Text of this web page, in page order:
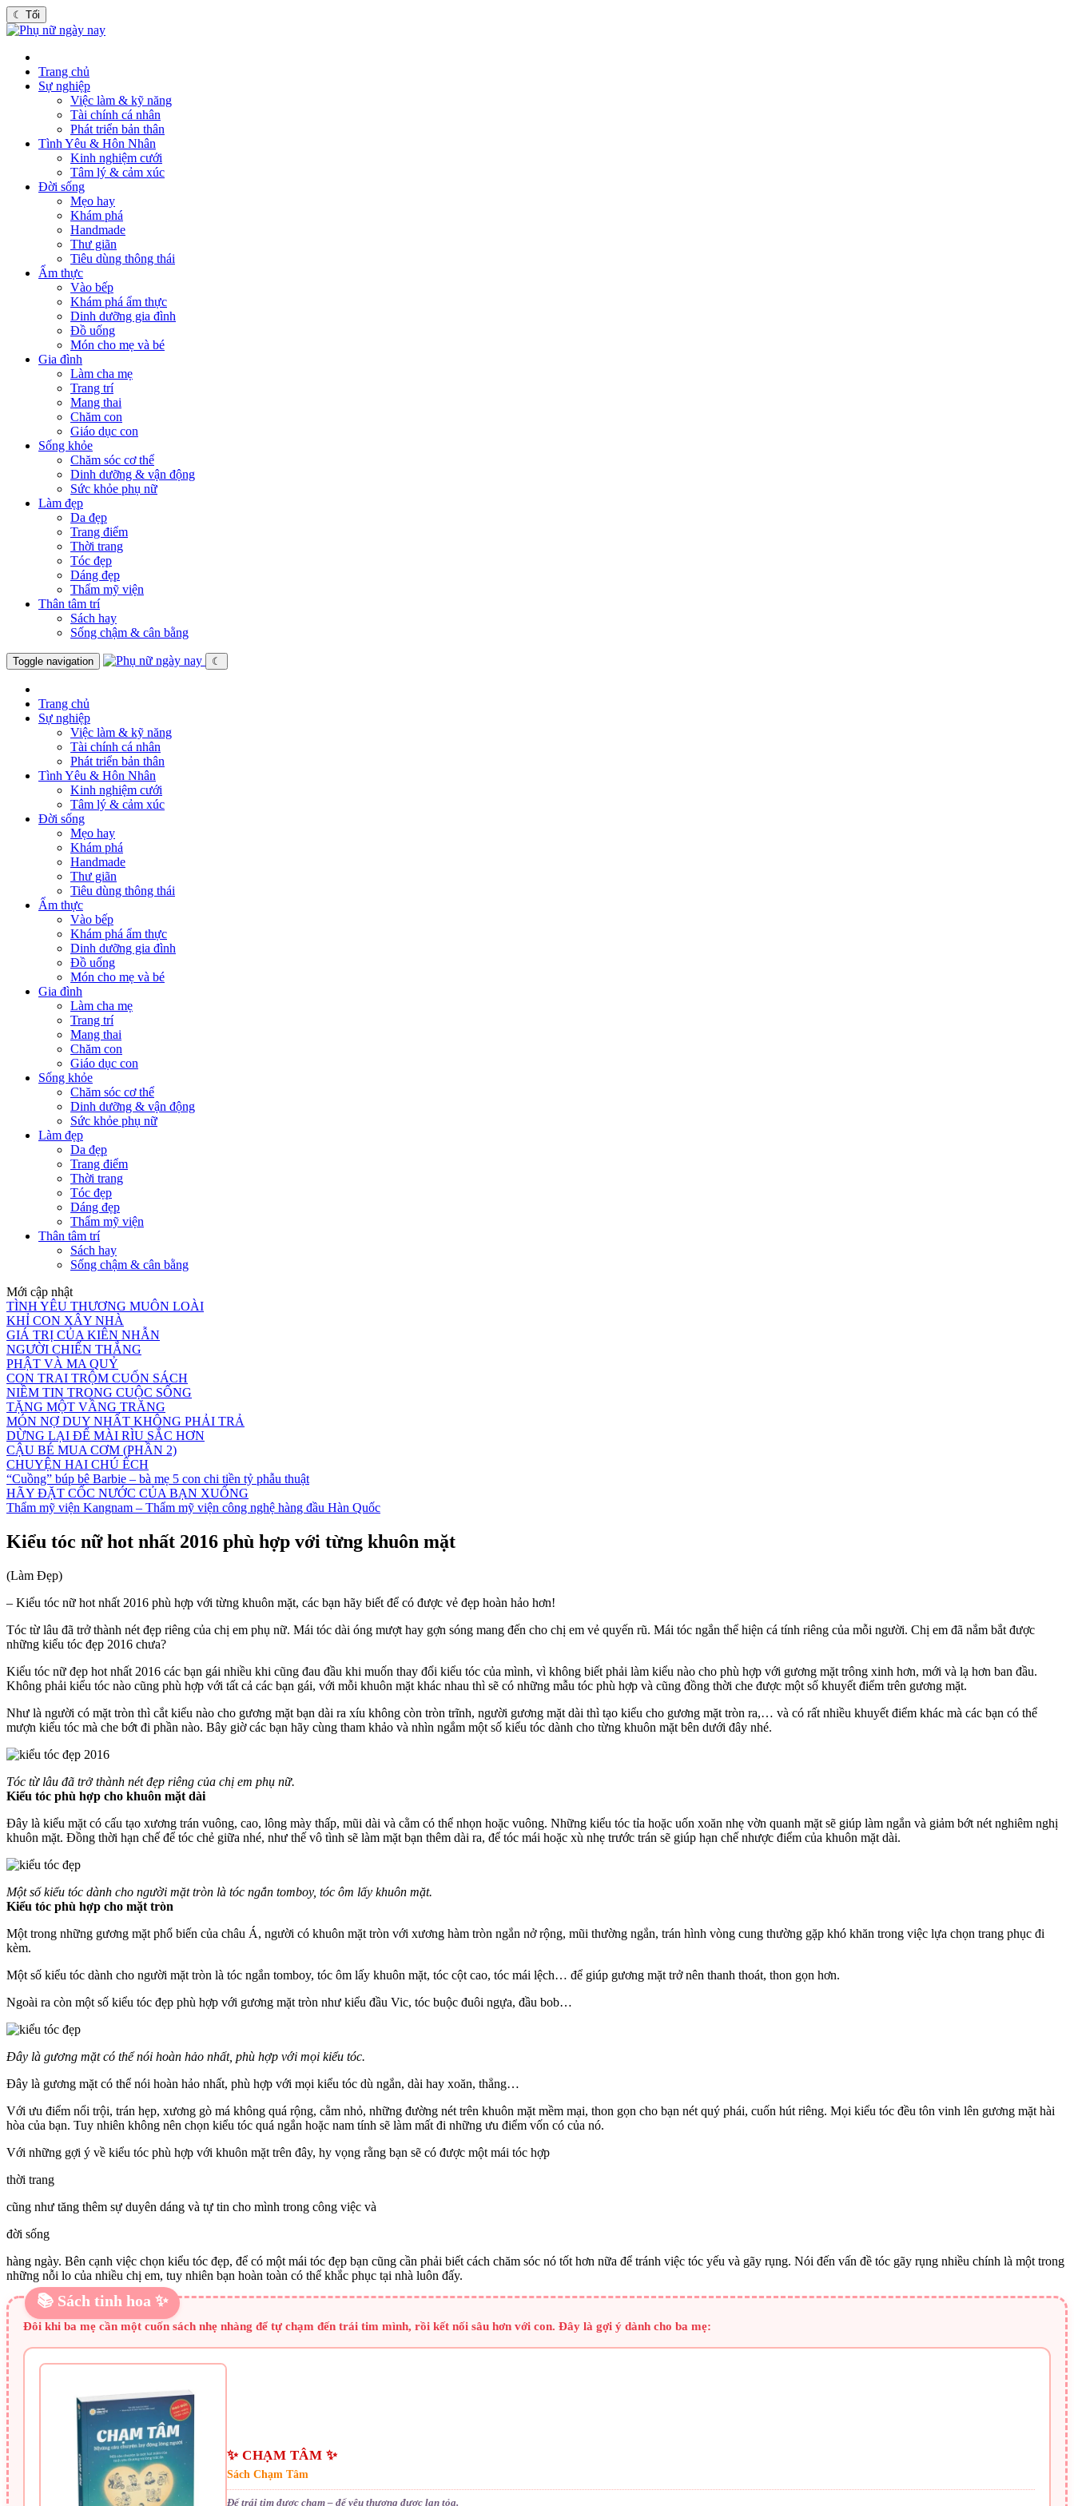
☾ Tối
Trang chủ
Sự nghiệp
Việc làm & kỹ năng
Tài chính cá nhân
Phát triển bản thân
Tình Yêu & Hôn Nhân
Kinh nghiệm cưới
Tâm lý & cảm xúc
Đời sống
Mẹo hay
Khám phá
Handmade
Thư giãn
Tiêu dùng thông thái
Ẩm thực
Vào bếp
Khám phá ẩm thực
Dinh dưỡng gia đình
Đồ uống
Món cho mẹ và bé
Gia đình
Làm cha mẹ
Trang trí
Mang thai
Chăm con
Giáo dục con
Sống khỏe
Chăm sóc cơ thể
Dinh dưỡng & vận động
Sức khỏe phụ nữ
Làm đẹp
Da đẹp
Trang điểm
Thời trang
Tóc đẹp
Dáng đẹp
Thẩm mỹ viện
Thân tâm trí
Sách hay
Sống chậm & cân bằng
Toggle navigation ☾
Trang chủ
Sự nghiệp
Việc làm & kỹ năng
Tài chính cá nhân
Phát triển bản thân
Tình Yêu & Hôn Nhân
Kinh nghiệm cưới
Tâm lý & cảm xúc
Đời sống
Mẹo hay
Khám phá
Handmade
Thư giãn
Tiêu dùng thông thái
Ẩm thực
Vào bếp
Khám phá ẩm thực
Dinh dưỡng gia đình
Đồ uống
Món cho mẹ và bé
Gia đình
Làm cha mẹ
Trang trí
Mang thai
Chăm con
Giáo dục con
Sống khỏe
Chăm sóc cơ thể
Dinh dưỡng & vận động
Sức khỏe phụ nữ
Làm đẹp
Da đẹp
Trang điểm
Thời trang
Tóc đẹp
Dáng đẹp
Thẩm mỹ viện
Thân tâm trí
Sách hay
Sống chậm & cân bằng
Mới cập nhật
TÌNH YÊU THƯƠNG MUÔN LOÀI
KHỈ CON XÂY NHÀ
GIÁ TRỊ CỦA KIÊN NHẪN
NGƯỜI CHIẾN THẮNG
PHẬT VÀ MA QUỶ
CON TRAI TRỘM CUỐN SÁCH
NIỀM TIN TRONG CUỘC SỐNG
TẶNG MỘT VẦNG TRĂNG
MÓN NỢ DUY NHẤT KHÔNG PHẢI TRẢ
DỪNG LẠI ĐỂ MÀI RÌU SẮC HƠN
CẬU BÉ MUA CƠM (PHẦN 2)
CHUYỆN HAI CHÚ ẾCH
“Cuồng” búp bê Barbie – bà mẹ 5 con chi tiền tỷ phẫu thuật
HÃY ĐẶT CỐC NƯỚC CỦA BẠN XUỐNG
Thẩm mỹ viện Kangnam – Thẩm mỹ viện công nghệ hàng đầu Hàn Quốc
Kiểu tóc nữ hot nhất 2016 phù hợp với từng khuôn mặt
(Làm Đẹp)
– Kiểu tóc nữ hot nhất 2016 phù hợp với từng khuôn mặt, các bạn hãy biết để có được vẻ đẹp hoàn hảo hơn!
Tóc từ lâu đã trở thành nét đẹp riêng của chị em phụ nữ. Mái tóc dài óng mượt hay gợn sóng mang đến cho chị em vẻ quyến rũ. Mái tóc ngắn thể hiện cá tính riêng của mỗi người. Chị em đã nắm bắt được
những kiểu tóc đẹp 2016 chưa?
Kiểu tóc nữ đẹp hot nhất 2016 các bạn gái nhiều khi cũng đau đầu khi muốn thay đổi kiểu tóc của mình, vì không biết phải làm kiểu nào cho phù hợp với gương mặt trông xinh hơn, mới và lạ hơn ban đầu.
Không phải kiểu tóc nào cũng phù hợp với tất cả các bạn gái, với mỗi khuôn mặt khác nhau thì sẽ có những mẫu tóc phù hợp và cũng đồng thời che được một số khuyết điểm trên gương mặt.
Như là người có mặt tròn thì cắt kiểu nào cho gương mặt bạn dài ra xíu không còn tròn trĩnh, người gương mặt dài thì tạo kiểu cho gương mặt tròn ra,… và có rất nhiều khuyết điểm khác mà các bạn có thể
mượn kiểu tóc mà che bớt đi phần nào. Bây giờ các bạn hãy cùng tham khảo và nhìn ngắm một số kiểu tóc dành cho từng khuôn mặt bên dưới đây nhé.
Tóc từ lâu đã trở thành nét đẹp riêng của chị em phụ nữ.
Kiểu tóc phù hợp cho khuôn mặt dài
Đây là kiểu mặt có cấu tạo xương trán vuông, cao, lông mày thấp, mũi dài và cằm có thể nhọn hoặc vuông. Những kiểu tóc tỉa hoặc uốn xoăn nhẹ vờn quanh mặt sẽ giúp làm ngắn và giảm bớt nét nghiêm nghị
khuôn mặt. Đồng thời hạn chế để tóc chẻ giữa nhé, như thế vô tình sẽ làm mặt bạn thêm dài ra, để tóc mái hoặc xù nhẹ trước trán sẽ giúp hạn chế nhược điểm của khuôn mặt dài.
Một số kiểu tóc dành cho người mặt tròn là tóc ngắn tomboy, tóc ôm lấy khuôn mặt.
Kiểu tóc phù hợp cho mặt tròn
Một trong những gương mặt phổ biến của châu Á, người có khuôn mặt tròn với xương hàm tròn ngắn nở rộng, mũi thường ngắn, trán hình vòng cung thường gặp khó khăn trong việc lựa chọn trang phục đi
kèm.
Một số kiểu tóc dành cho người mặt tròn là tóc ngắn tomboy, tóc ôm lấy khuôn mặt, tóc cột cao, tóc mái lệch… để giúp gương mặt trở nên thanh thoát, thon gọn hơn.
Ngoài ra còn một số kiểu tóc đẹp phù hợp với gương mặt tròn như kiểu đầu Vic, tóc buộc đuôi ngựa, đầu bob…
Đây là gương mặt có thể nói hoàn hảo nhất, phù hợp với mọi kiểu tóc.
Đây là gương mặt có thể nói hoàn hảo nhất, phù hợp với mọi kiểu tóc dù ngắn, dài hay xoăn, thẳng…
Với ưu điểm nổi trội, trán hẹp, xương gò má không quá rộng, cằm nhỏ, những đường nét trên khuôn mặt mềm mại, thon gọn cho bạn nét quý phái, cuốn hút riêng. Mọi kiểu tóc đều tôn vinh lên gương mặt hài
hòa của bạn. Tuy nhiên không nên chọn kiểu tóc quá ngắn hoặc nam tính sẽ làm mất đi những ưu điểm vốn có của nó.
Với những gợi ý về kiểu tóc phù hợp với khuôn mặt trên đây, hy vọng rằng bạn sẽ có được một mái tóc hợp
thời trang
cũng như tăng thêm sự duyên dáng và tự tin cho mình trong công việc và
đời sống
hàng ngày. Bên cạnh việc chọn kiểu tóc đẹp, để có một mái tóc đẹp bạn cũng cần phải biết cách chăm sóc nó tốt hơn nữa để tránh việc tóc yếu và gãy rụng. Nói đến vấn đề tóc gãy rụng nhiều chính là một trong
những nỗi lo của nhiều chị em, tuy nhiên bạn hoàn toàn có thể khắc phục tại nhà luôn đấy.
📚 Sách tinh hoa ✨
Đôi khi ba mẹ cần một cuốn sách nhẹ nhàng để tự chạm đến trái tim mình, rồi kết nối sâu hơn với con. Đây là gợi ý dành cho ba mẹ:
✨ CHẠM TÂM ✨
Sách Chạm Tâm
Để trái tim được chạm – để yêu thương được lan tỏa.